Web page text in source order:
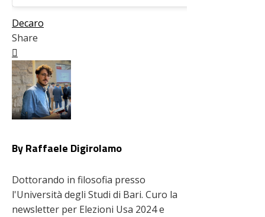
Decaro
Share
Facebook
Twitter
LinkedIn
Pinterest
By Raffaele Digirolamo
Dottorando in filosofia presso
l'Università degli Studi di Bari. Curo la
newsletter per Elezioni Usa 2024 e